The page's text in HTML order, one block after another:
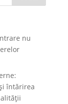
nu
întărirea